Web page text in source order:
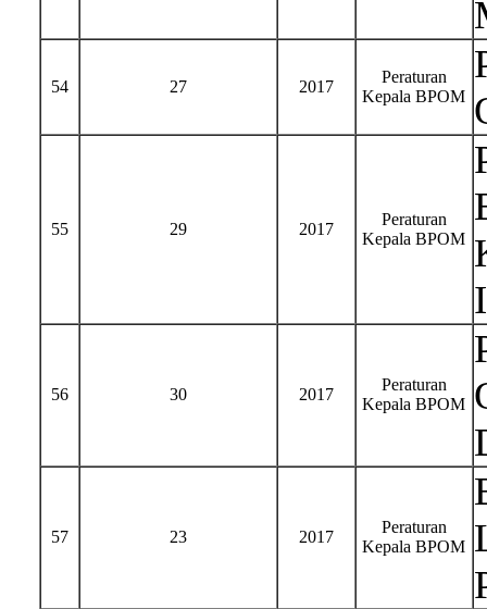
54 27 2017
Peraturan
Kepala BPOM
55 29 2017
Peraturan
Kepala BPOM
56 30 2017
Peraturan
Kepala BPOM
57 23 2017
Peraturan
Kepala BPOM